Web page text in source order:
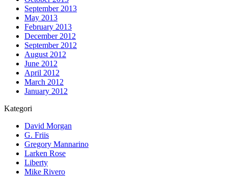
September 2013
May 2013
February 2013
December 2012
September 2012
August 2012
June 2012
April 2012
March 2012
January 2012
Kategori
David Morgan
G. Friis
Gregory Mannarino
Larken Rose
Liberty
Mike Rivero